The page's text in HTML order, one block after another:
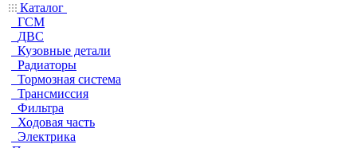
Каталог
ГСМ
ДВС
Кузовные детали
Радиаторы
Тормозная система
Трансмиссия
Фильтра
Ходовая часть
Электрика